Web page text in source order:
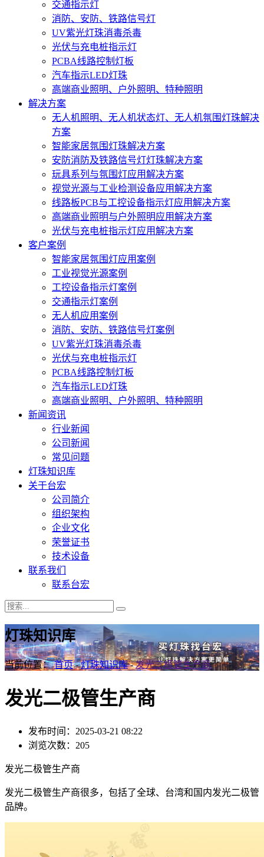
交通指示灯
消防、安防、铁路信号灯
UV紫光灯珠消毒杀毒
光伏与充电桩指示灯
PCBA线路控制灯板
汽车指示LED灯珠
高端商业照明、户外照明、特种照明
解决方案
无人机照明、无人机状态灯、无人机氛围灯珠解决
方案
智能家居氛围灯珠解决方案
安防消防及铁路信号灯灯珠解决方案
玩具系列与氛围灯应用解决方案
视觉光源与工业检测设备应用解决方案
线路板PCB与工控设备指示灯应用解决方案
高端商业照明与户外照明应用解决方案
光伏与充电桩指示灯应用解决方案
客户案例
智能家居氛围灯应用案例
工业视觉光源案例
工控设备指示灯案例
交通指示灯案例
无人机应用案例
消防、安防、铁路信号灯案例
UV紫光灯珠消毒杀毒
光伏与充电桩指示灯
PCBA线路控制灯板
汽车指示LED灯珠
高端商业照明、户外照明、特种照明
新闻资讯
行业新闻
公司新闻
常见问题
灯珠知识库
关于台宏
公司简介
组织架构
企业文化
荣誉证书
技术设备
联系我们
联系台宏
灯珠知识库
当前位置：首页-灯珠知识库-发光二极管生产商
发光二极管生产商
发布时间：2025-03-21 08:22
浏览次数：205
发光二极管生产商
发光二极管生产商很多，包括了全球、台湾和国内发光二极管
品牌。